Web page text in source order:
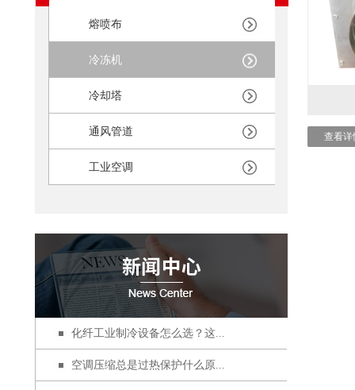
熔喷布
冷冻机
冷却塔
通风管道
工业空调
化纤工业制冷设备怎么选？这...
空调压缩总是过热保护什么原...
查看详